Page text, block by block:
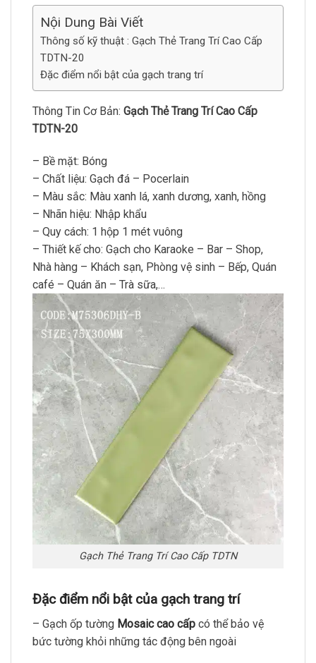
Nội Dung Bài Viết
Thông số kỹ thuật : Gạch Thẻ Trang Trí Cao Cấp
TDTN-20
Đặc điểm nổi bật của gạch trang trí
Thông Tin Cơ Bản: Gạch Thẻ Trang Trí Cao Cấp
TDTN-20
– Bề mặt: Bóng
– Chất liệu: Gạch đá – Pocerlain
– Màu sắc: Màu xanh lá, xanh dương, xanh, hồng
– Nhãn hiệu: Nhập khẩu
– Quy cách: 1 hộp 1 mét vuông
– Thiết kế cho: Gạch cho Karaoke – Bar – Shop,
Nhà hàng – Khách sạn, Phòng vệ sinh – Bếp, Quán
café – Quán ăn – Trà sữa,…
Gạch Thẻ Trang Trí Cao Cấp TDTN
Đặc điểm nổi bật của gạch trang trí
– Gạch ốp tường Mosaic cao cấp có thể bảo vệ
bức tường khỏi những tác động bên ngoài